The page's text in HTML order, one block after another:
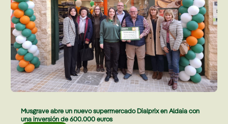
Musgrave abre un nuevo supermercado Dialprix en Aldaia con
una inversión de 600.000 euros